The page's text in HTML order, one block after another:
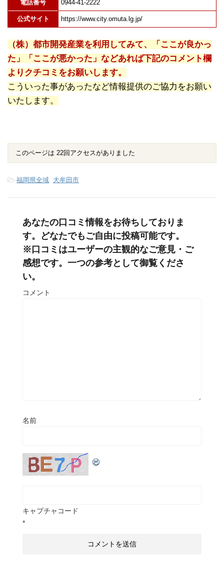
電話番号 0944-41-2222
公式サイト https://www.city.omuta.lg.jp/
（株）都市開発産業を利用してみて、「ここが良かっ
た」「ここが悪かった」などあれば下記のコメント欄
よりクチコミをお願いします。
こういった事があったなど情報提供のご協力をお願い
いたします。
このページは 22回アクセスがありました
-福岡県全域, 大牟田市
あなたの口コミ情報をお待ちしておりま
す。どなたでもご自由に投稿可能です。
※口コミはユーザーの主観的なご意見・ご
感想です。一つの参考として御覧くださ
い。
コメント
名前
キャプチャコード
*